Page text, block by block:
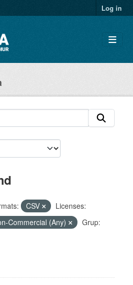
Log in
CSV
Licenses:
Commercial (Any)
Grup: